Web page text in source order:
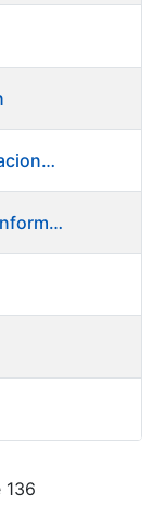
Técnico de Mantenimiento y Aplicaciones Industriales - Centro de trabajo de Burgos
Técnico de Seguridad y Auditoría Informática
136